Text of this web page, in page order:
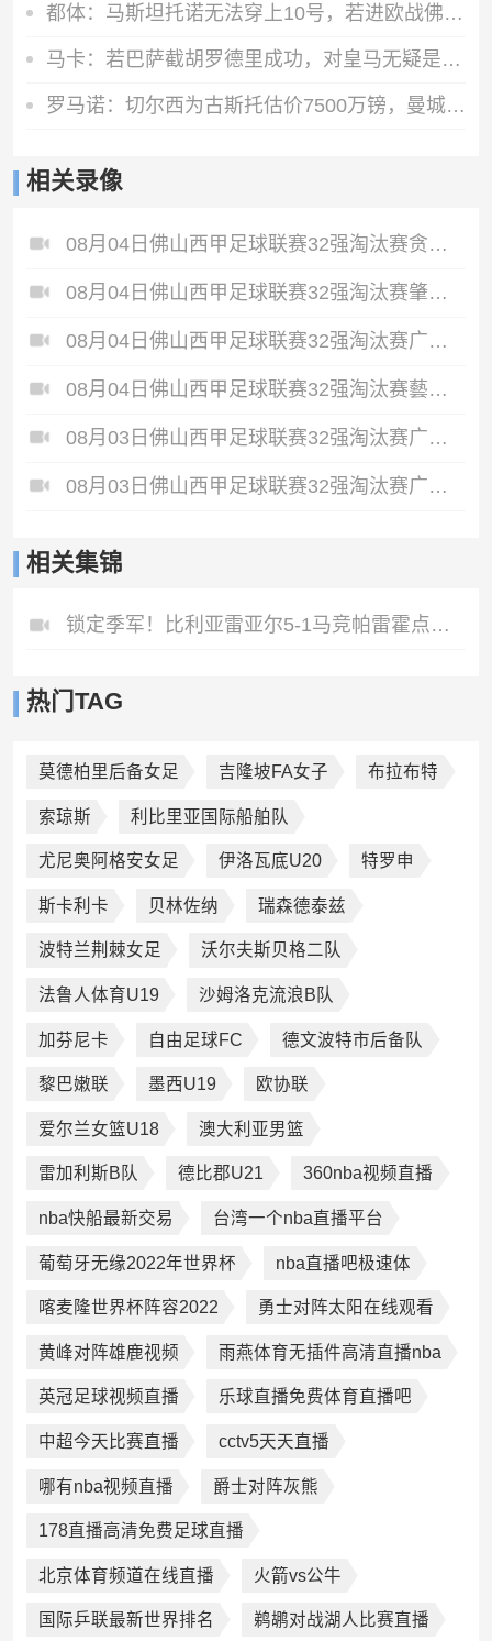
都体：马斯坦托诺无法穿上10号，若进欧战佛罗伦萨可商讨是否买断
马卡：若巴萨截胡罗德里成功，对皇马无疑是双重打击
罗马诺：切尔西为古斯托估价7500万镑，曼城不会支付这样的费用
相关录像
08月04日佛山西甲足球联赛32强淘汰赛贪玩游戏VS美的薪火全场录像
08月04日佛山西甲足球联赛32强淘汰赛肇庆恒骏成VS三七互娱全场录像
08月04日佛山西甲足球联赛32强淘汰赛广东西南建设VS香港圣徒全场录像
08月04日佛山西甲足球联赛32强淘汰赛藝品高國際VS湛江狂狼·粵辉能源全场录像
08月03日佛山西甲足球联赛32强淘汰赛广东客家青年VS广州英华思力U17全场录像
08月03日佛山西甲足球联赛32强淘汰赛广州蜀地红VS广州戴拿模全场录像
相关集锦
锁定季军！比利亚雷亚尔5-1马竞帕雷霍点射佩雷斯两射一传
热门TAG
莫德柏里后备女足 吉隆坡FA女子 布拉布特
索琼斯 利比里亚国际船舶队
尤尼奥阿格安女足 伊洛瓦底U20 特罗申
斯卡利卡 贝林佐纳 瑞森德泰兹
波特兰荆棘女足 沃尔夫斯贝格二队
法鲁人体育U19 沙姆洛克流浪B队
加芬尼卡 自由足球FC 德文波特市后备队
黎巴嫩联 墨西U19 欧协联
爱尔兰女篮U18 澳大利亚男篮
雷加利斯B队 德比郡U21 360nba视频直播
nba快船最新交易 台湾一个nba直播平台
葡萄牙无缘2022年世界杯 nba直播吧极速体
喀麦隆世界杯阵容2022 勇士对阵太阳在线观看
黄峰对阵雄鹿视频 雨燕体育无插件高清直播nba
英冠足球视频直播 乐球直播免费体育直播吧
中超今天比赛直播 cctv5天天直播
哪有nba视频直播 爵士对阵灰熊
178直播高清免费足球直播
北京体育频道在线直播 火箭vs公牛
国际乒联最新世界排名 鹈鹕对战湖人比赛直播